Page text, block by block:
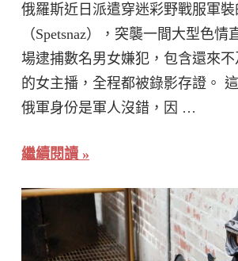
俄羅斯近日派遣穿迷彩野戰服軍
（Spetsnaz），突襲一間大型色情
場逮捕數名男女嫌犯，包含還來
的女主播，全程都被錄影存證。
俄軍身份是軍人沒錯，因 …
繼續閱讀